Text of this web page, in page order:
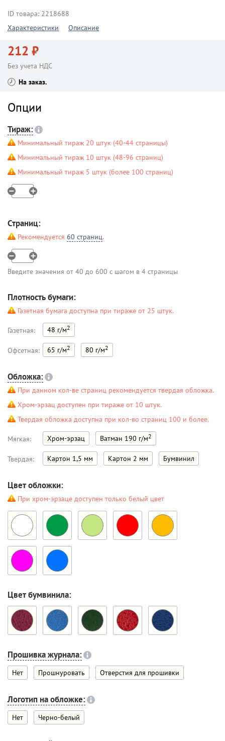
ID товара: 2218688
Характеристики
Описание
212 ₽
Без учета НДС
На заказ
Опции
Тираж:
Минимальный тираж 20 штук (40-44 страницы)
Минимальный тираж 10 штук (48-96 страниц)
Минимальный тираж 5 штук (более 100 страниц)
Страниц:
Рекомендуется 60 страниц.
Введите значения от 40 до 600 с шагом в 4 страницы
Плотность бумаги:
Газетная бумага доступна при тираже от 25 штук.
Газетная: 48 г/м2
Офсетная: 65 г/м2 80 г/м2
Обложка:
При данном кол-ве страниц рекомендуется твердая обложка.
Хром-эрзац доступен при тираже от 10 штук.
Твердая обложка доступна при кол-во страниц 100 и более.
Мягкая: Хром-эрзац Ватман 190 г/м2
Твердая: Картон 1,5 мм Картон 2 мм Бумвинил
Цвет обложки:
При хром-эрзаце доступен только белый цвет
Цвет бумвинила:
Прошивка журнала:
Нет Прошнуровать Отверстия для прошивки
Логотип на обложке:
Нет Черно-белый